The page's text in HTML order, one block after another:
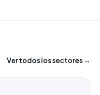
Ver todos los sectores →